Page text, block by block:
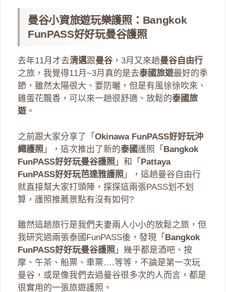
曼谷小資旅遊玩樂護照：Bangkok
FunPASS好好玩曼谷護照
去年11月才去清邁跟曼谷，3月又來趟曼谷自由行
之旅，我覺得11月~3月真的是去泰國旅遊最好的季
節，雖然太陽很大、要防曬，但是有風徐徐吹來、
雞蛋花飄香，可以來一趟很舒適、放鬆的泰國旅
遊。
之前跟大家分享了「 Okinawa FunPASS好好玩沖
繩護照 」，這次推出了新的泰國護照「 Bangkok
FunPASS好好玩曼谷護照 」和「 Pattaya
FunPASS好好玩芭達雅護照 」，這趟曼谷自由行
就直接幫大家打頭陣，探探這兩張PASS划不划
算，護照推薦景點有沒有如何?
雖然這趟旅行是我們夫妻兩人小小的放鬆之旅，但
我研究過兩張泰國FunPASS後，發現「 Bangkok
FunPASS好好玩曼谷護照 」幾乎都是酒吧、按
摩、午茶、船票、車票….等等，不論是第一次玩
曼谷，或是像我們去過曼谷很多次的人而言，都是
很實用的一張旅遊護照。